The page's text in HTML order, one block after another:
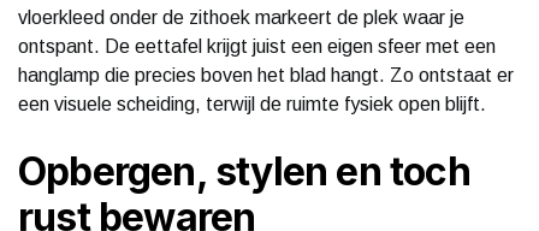
vloerkleed onder de zithoek markeert de plek waar je
ontspant. De eettafel krijgt juist een eigen sfeer met een
hanglamp die precies boven het blad hangt. Zo ontstaat er
een visuele scheiding, terwijl de ruimte fysiek open blijft.
Opbergen, stylen en toch
rust bewaren